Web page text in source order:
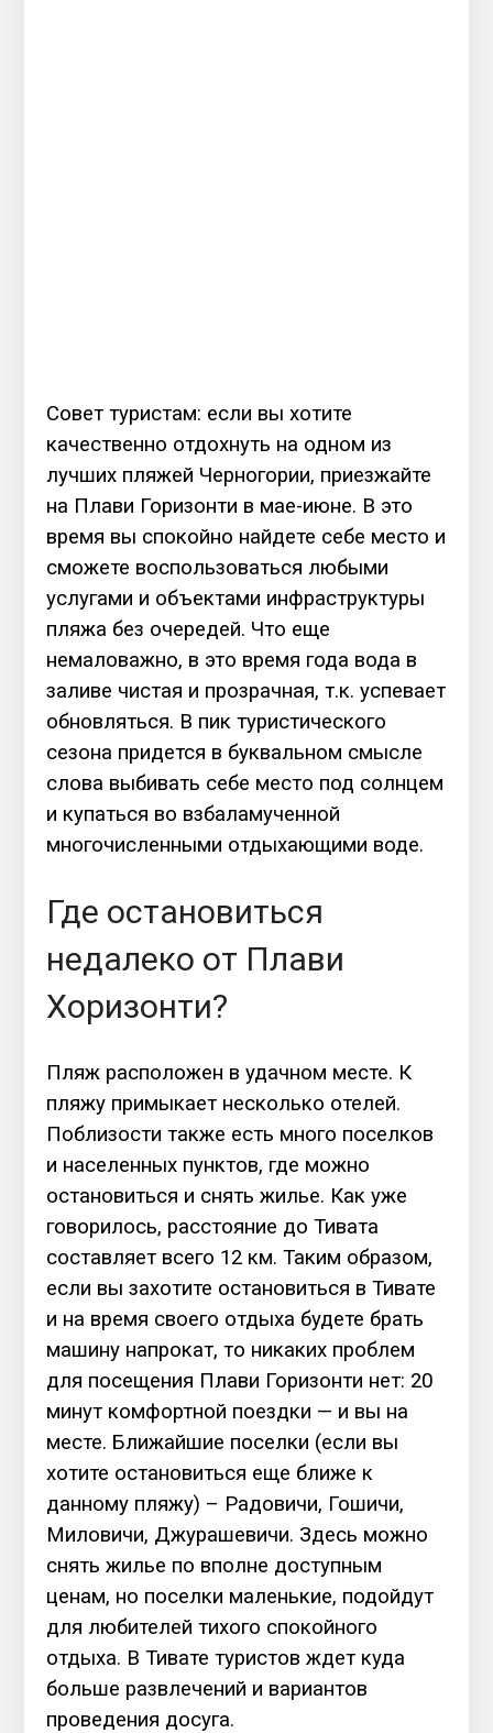
Совет туристам: если вы хотите
качественно отдохнуть на одном из
лучших пляжей Черногории, приезжайте
на Плави Горизонти в мае-июне. В это
время вы спокойно найдете себе место и
сможете воспользоваться любыми
услугами и объектами инфраструктуры
пляжа без очередей. Что еще
немаловажно, в это время года вода в
заливе чистая и прозрачная, т.к. успевает
обновляться. В пик туристического
сезона придется в буквальном смысле
слова выбивать себе место под солнцем
и купаться во взбаламученной
многочисленными отдыхающими воде.
Где остановиться
недалеко от Плави
Хоризонти?
Пляж расположен в удачном месте. К
пляжу примыкает несколько отелей.
Поблизости также есть много поселков
и населенных пунктов, где можно
остановиться и снять жилье. Как уже
говорилось, расстояние до Тивата
составляет всего 12 км. Таким образом,
если вы захотите остановиться в Тивате
и на время своего отдыха будете брать
машину напрокат, то никаких проблем
для посещения Плави Горизонти нет: 20
минут комфортной поездки — и вы на
месте. Ближайшие поселки (если вы
хотите остановиться еще ближе к
данному пляжу) – Радовичи, Гошичи,
Миловичи, Джурашевичи. Здесь можно
снять жилье по вполне доступным
ценам, но поселки маленькие, подойдут
для любителей тихого спокойного
отдыха. В Тивате туристов ждет куда
больше развлечений и вариантов
проведения досуга.